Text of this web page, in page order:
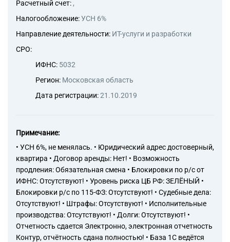
кровельных работ
работы по строительству
фундаментов
конструкций
43.99.6 Работы каменные и
43.99.7 Работы по сборке и
монтажу сборных
конструкций
43.99.9 Работы строительные
специализированные, не
включенные в другие
группировки
Расчетный счет: ,
Налогообложение:УСН 6%
Направление деятельности: ИТ-услуги и разработки
СРО:
ИФНС: 5032
Регион: Московская область
Дата регистрации:21.10.2019
Примечание:
• УСН 6%, не менялась. • Юридический адрес достоверный,
квартира • Договор аренды: Нет! • Возможность
продления: Обязательная смена • Блокировки по р/с от
ИФНС: Отсутствуют! • Уровень риска ЦБ РФ: ЗЕЛЁНЫЙ •
Блокировки р/с по 115-ФЗ: Отсутствуют! • Судебные дела:
Отсутствуют! • Штрафы: Отсутствуют! • Исполнительные
производства: Отсутствуют! • Долги: Отсутствуют! •
Отчетность сдается Электронно, электронная отчетность
Контур, отчётность сдана полностью! • База 1С ведётся